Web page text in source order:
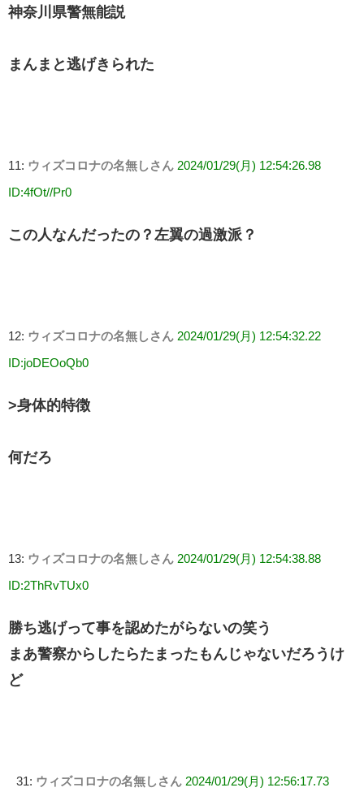
神奈川県警無能説
まんまと逃げきられた
11: ウィズコロナの名無しさん 2024/01/29(月) 12:54:26.98
ID:4fOt//Pr0
この人なんだったの？左翼の過激派？
12: ウィズコロナの名無しさん 2024/01/29(月) 12:54:32.22
ID:joDEOoQb0
>身体的特徴
何だろ
13: ウィズコロナの名無しさん 2024/01/29(月) 12:54:38.88
ID:2ThRvTUx0
勝ち逃げって事を認めたがらないの笑う
まあ警察からしたらたまったもんじゃないだろうけ
ど
31: ウィズコロナの名無しさん 2024/01/29(月) 12:56:17.73